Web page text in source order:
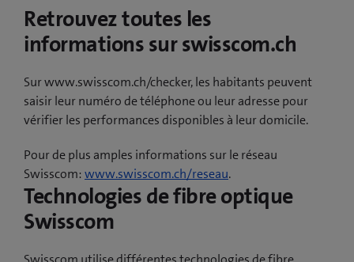
Retrouvez toutes les
informations sur swisscom.ch
Sur www.swisscom.ch/checker, les habitants peuvent
saisir leur numéro de téléphone ou leur adresse pour
vérifier les performances disponibles à leur domicile.
Pour de plus amples informations sur le réseau
Swisscom: www.swisscom.ch/reseau.
Technologies de fibre optique
Swisscom